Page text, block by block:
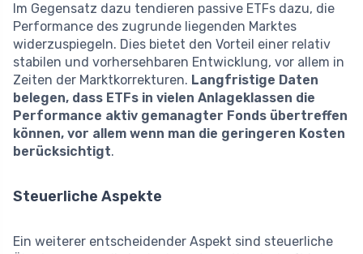
Im Gegensatz dazu tendieren passive ETFs dazu, die
Performance des zugrunde liegenden Marktes
widerzuspiegeln. Dies bietet den Vorteil einer relativ
stabilen und vorhersehbaren Entwicklung, vor allem in
Zeiten der Marktkorrekturen. Langfristige Daten
belegen, dass ETFs in vielen Anlageklassen die
Performance aktiv gemanagter Fonds übertreffen
können, vor allem wenn man die geringeren Kosten
berücksichtigt.
Steuerliche Aspekte
Ein weiterer entscheidender Aspekt sind steuerliche